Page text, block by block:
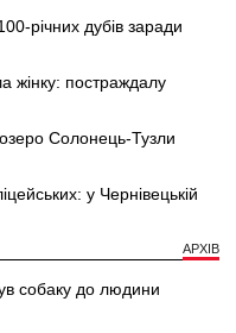
річних дубів заради
жінку: постраждалу
Солонець-Тузли
у Чернівецькій
АРХІВ
собаку до людини